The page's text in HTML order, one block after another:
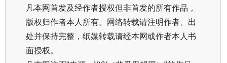
凡本网首发及经作者授权但非首发的所有作品，
版权归作者本人所有。网络转载请注明作者、出
处并保持完整，纸媒转载请经本网或作者本人书
面授权。